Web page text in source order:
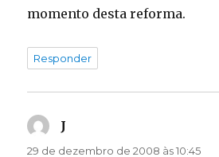
momento desta reforma.
Responder
J
29 de dezembro de 2008 às 10:45